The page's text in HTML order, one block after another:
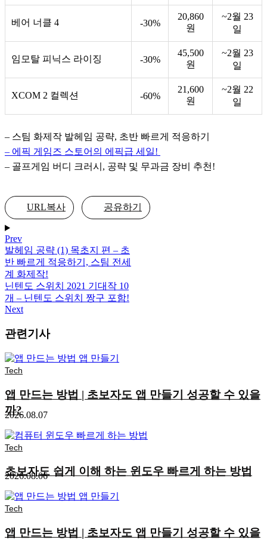
베어 너클 4 -30%
20,860
원
~2월 23
일
임모탈 피닉스 라이징 -30%
45,500
원
~2월 23
일
XCOM 2 컬렉션 -60%
21,600
원
~2월 22
일
– 스팀 화제작 발헤임 공략, 초반 빠르게 적응하기
– 에픽 게임즈 스토어의 에픽급 세일!
– 골프게임 버디 크러시, 공략 및 무과금 장비 추천!
URL복사 공유하기
Prev
발헤임 공략 (1) 목초지 편 – 초
반 빠르게 적응하기, 스팀 전세
계 화제작!
닌텐도 스위치 2021 기대작 10
개 – 닌텐도 스위치 짱구 포함!
Next
관련기사
Tech
앱 만드는 방법 | 초보자도 앱 만들기 성공할 수 있을
까?
2026.08.07
Tech
초보자도 쉽게 이해 하는 윈도우 빠르게 하는 방법
2026.08.06
Tech
앱 만드는 방법 | 초보자도 앱 만들기 성공할 수 있을